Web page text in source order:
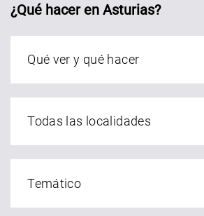
¿Qué hacer en Asturias?